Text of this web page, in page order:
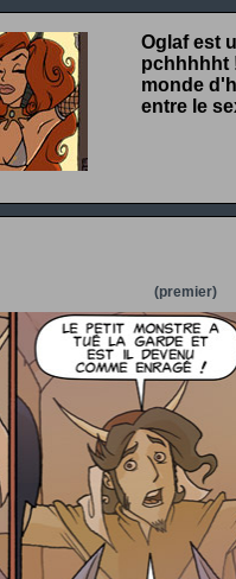
Oglaf est
pchhhhht
monde
entre le
(premier)